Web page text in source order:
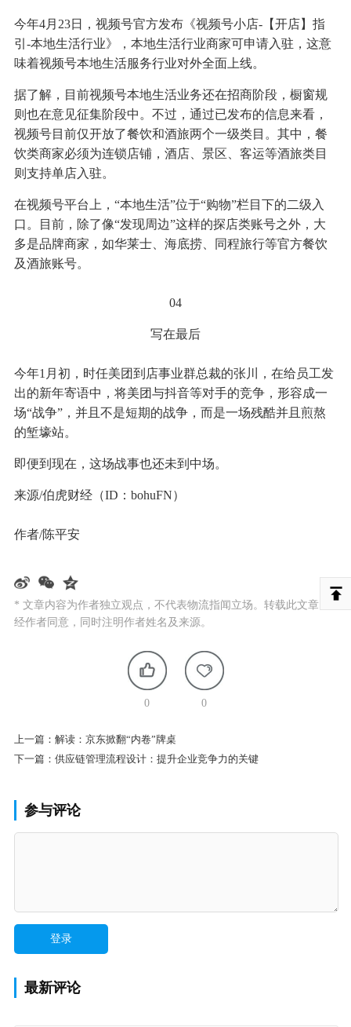
今年4月23日，视频号官方发布《视频号小店-【开店】指
引-本地生活行业》，本地生活行业商家可申请入驻，这意
味着视频号本地生活服务行业对外全面上线。
据了解，目前视频号本地生活业务还在招商阶段，橱窗规
则也在意见征集阶段中。不过，通过已发布的信息来看，
视频号目前仅开放了餐饮和酒旅两个一级类目。其中，餐
饮类商家必须为连锁店铺，酒店、景区、客运等酒旅类目
则支持单店入驻。
在视频号平台上，“本地生活”位于“购物”栏目下的二级入
口。目前，除了像“发现周边”这样的探店类账号之外，大
多是品牌商家，如华莱士、海底捞、同程旅行等官方餐饮
及酒旅账号。
04
写在最后
今年1月初，时任美团到店事业群总裁的张川，在给员工发
出的新年寄语中，将美团与抖音等对手的竞争，形容成一
场“战争”，并且不是短期的战争，而是一场残酷并且煎熬
的堑壕站。
即便到现在，这场战事也还未到中场。
来源/伯虎财经（ID：bohuFN）
作者/陈平安
* 文章内容为作者独立观点，不代表物流指闻立场。转载此文章需
经作者同意，同时注明作者姓名及来源。
0 0
上一篇： 解读：京东掀翻“内卷”牌桌
下一篇： 供应链管理流程设计：提升企业竞争力的关键
参与评论
最新评论